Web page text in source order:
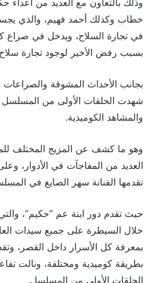
خطاب وكذلك أحمد فهيم، والذي
في تجارة السلاح، ويدخل في
بسبب رفض الأخير لوجود تجارة
بجانب الأحداث المشوقة
شهدت الحلقات الأولى من المسلسل
والمشاهد الكوميدية.
وهو ما كشف عن المزيج المختلف
العديد من المفاجآت في الأدوار،
تقدمها الفنانة سهر الصايغ في
حيث تقدم دور ابنة عم “حكيم”،
خلال السيطرة على جميع سيدات
بمعرفة كل الأسرار داخل القصر،
بطريقة كوميدية ومختلفة، ونالت
الحلقات الأولى من المسلسل.